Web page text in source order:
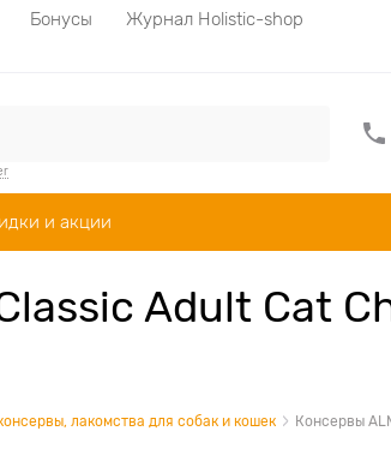
Бонусы
Журнал Holistic-shop
и акции
Adult Cat
лакомства для собак и кошек Консервы